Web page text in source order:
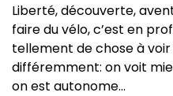
Liberté, découverte,
faire du vélo, c’est en
tellement de chose à
différemment: on voit
on est autonome…